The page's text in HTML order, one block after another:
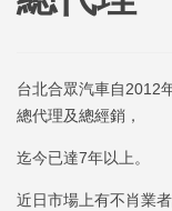
台北合眾汽車自2012
總代理及總經銷，
迄今已達7年以上。
近日市場上有不肖業